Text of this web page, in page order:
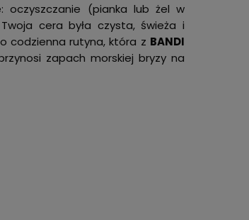
oczyszczanie (pianka lub żel w
cera była czysta, świeża i
codzienna rutyna, która z BANDI
zapach morskiej bryzy na